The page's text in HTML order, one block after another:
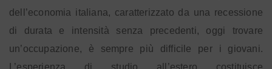
dell’economia italiana, caratterizzato da una recessione
di durata e intensità senza precedenti, oggi trovare
un’occupazione, è sempre più difficile per i giovani.
L’esperienza di studio all’estero costituisce